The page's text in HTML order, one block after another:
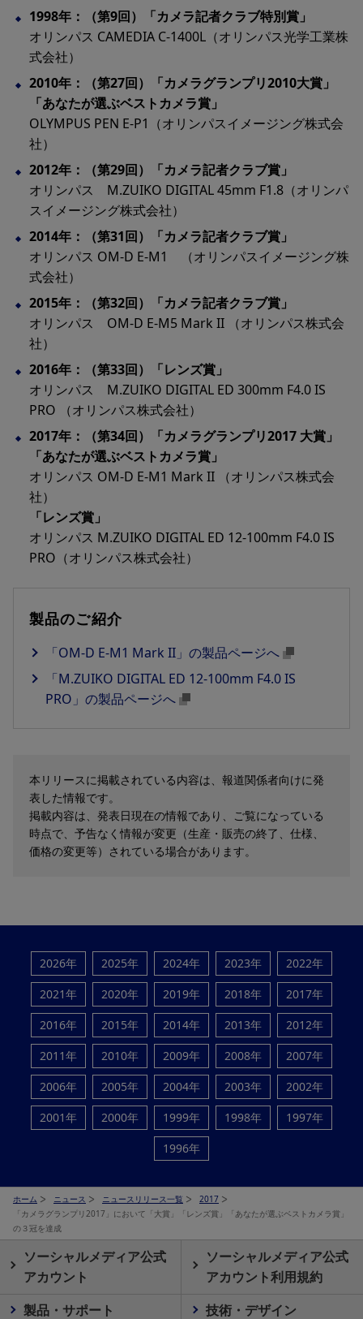
1998年：（第9回）「カメラ記者クラブ特別賞」
オリンパス CAMEDIA C-1400L（オリンパス光学工業株
式会社）
2010年：（第27回）「カメラグランプリ2010大賞」
「あなたが選ぶベストカメラ賞」
OLYMPUS PEN E-P1（オリンパスイメージング株式会
社）
2012年：（第29回）「カメラ記者クラブ賞」
オリンパス M.ZUIKO DIGITAL 45mm F1.8（オリンパ
スイメージング株式会社）
2014年：（第31回）「カメラ記者クラブ賞」
オリンパス OM-D E-M1 （オリンパスイメージング株
式会社）
2015年：（第32回）「カメラ記者クラブ賞」
オリンパス OM-D E-M5 Mark II （オリンパス株式会
社）
2016年：（第33回）「レンズ賞」
オリンパス M.ZUIKO DIGITAL ED 300mm F4.0 IS
PRO （オリンパス株式会社）
2017年：（第34回）「カメラグランプリ2017 大賞」
「あなたが選ぶベストカメラ賞」
オリンパス OM-D E-M1 Mark II （オリンパス株式会
社）
「レンズ賞」
オリンパス M.ZUIKO DIGITAL ED 12-100mm F4.0 IS
PRO（オリンパス株式会社）
製品のご紹介
「OM-D E-M1 Mark II」の製品ページへ
「M.ZUIKO DIGITAL ED 12-100mm F4.0 IS
PRO」の製品ページへ
本リリースに掲載されている内容は、報道関係者向けに発
表した情報です。
掲載内容は、発表日現在の情報であり、ご覧になっている
時点で、予告なく情報が変更（生産・販売の終了、仕様、
価格の変更等）されている場合があります。
2026年 2025年 2024年 2023年
2022年
2021年
2020年 2019年 2018年
2017年
2016年
2015年 2014年 2013年
2012年
2011年
2010年 2009年 2008年
2007年
2006年
2005年 2004年 2003年
2002年
2001年
2000年 1999年 1998年
1997年
1996年
ホーム ニュース ニュースリリース一覧
2017
「カメラグランプリ2017」において「大賞」「レンズ賞」「あなたが選ぶベストカメラ賞」
の３冠を達成
ソーシャルメディア公式
アカウント
ソーシャルメディア公式
アカウント利用規約
製品・サポート
技術・デザイン